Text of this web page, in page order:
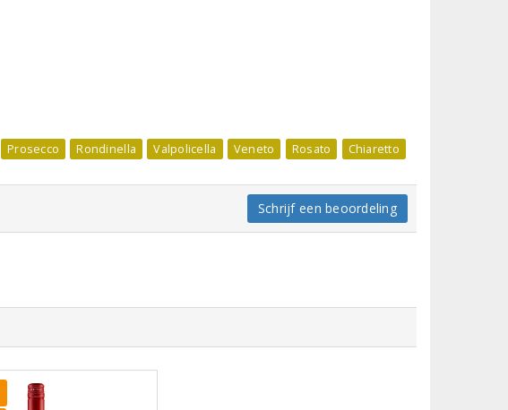
Prosecco Rondinella Valpolicella Veneto Rosato Chiaretto
Schrijf een beoordeling